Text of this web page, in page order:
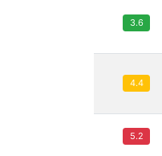
3.6
4.4
5.2